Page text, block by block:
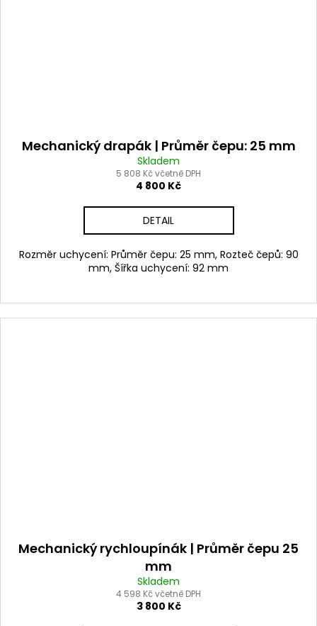
Mechanický drapák | Průměr čepu: 25 mm
Skladem
5 808 Kč včetně DPH
4 800 Kč
DETAIL
Rozměr uchycení: Průměr čepu: 25 mm, Rozteč čepů: 90
mm, Šířka uchycení: 92 mm
Mechanický rychloupínák | Průměr čepu 25
mm
Skladem
4 598 Kč včetně DPH
3 800 Kč